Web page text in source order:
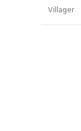
Villager